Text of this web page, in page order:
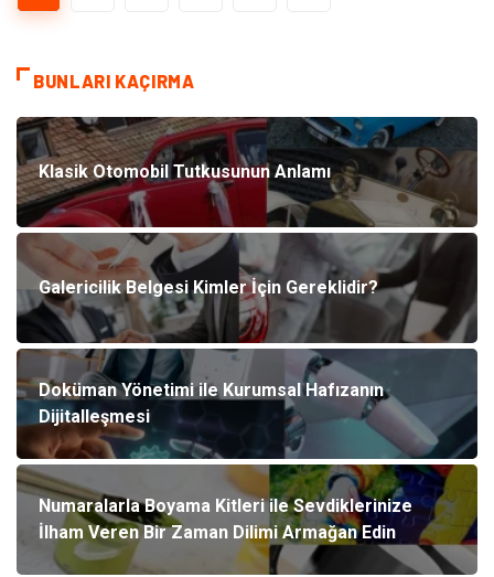
BUNLARI KAÇIRMA
Klasik Otomobil Tutkusunun Anlamı
Galericilik Belgesi Kimler İçin Gereklidir?
Doküman Yönetimi ile Kurumsal Hafızanın
Dijitalleşmesi
Numaralarla Boyama Kitleri ile Sevdiklerinize
İlham Veren Bir Zaman Dilimi Armağan Edin